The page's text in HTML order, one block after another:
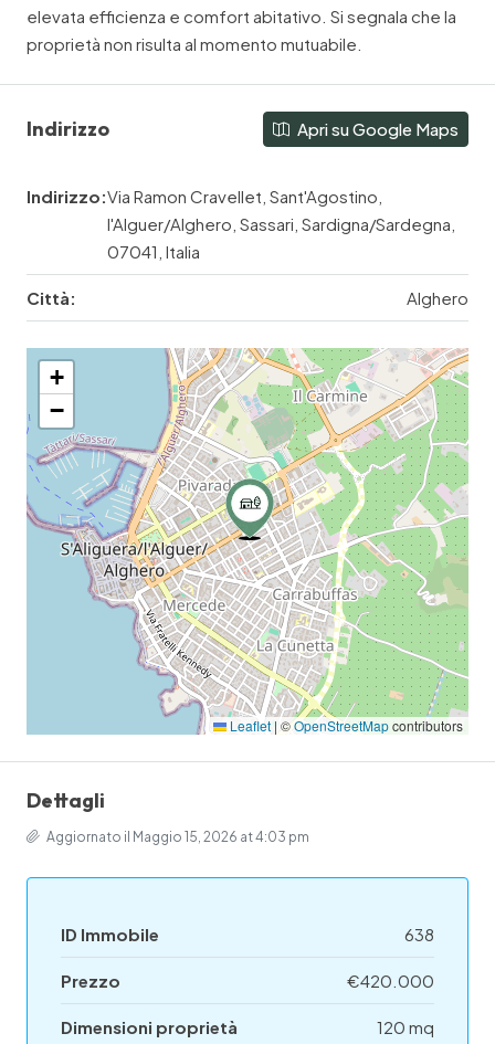
elevata efficienza e comfort abitativo. Si segnala che la
proprietà non risulta al momento mutuabile.
Indirizzo Apri su Google Maps
Indirizzo:Via Ramon Cravellet, Sant'Agostino,
l'Alguer/Alghero, Sassari, Sardigna/Sardegna,
07041, Italia
Città: Alghero
+
−
Leaflet | ©OpenStreetMapcontributors
Dettagli
Aggiornato il Maggio 15, 2026 at 4:03 pm
ID Immobile 638
Prezzo €420.000
Dimensioni proprietà 120 mq